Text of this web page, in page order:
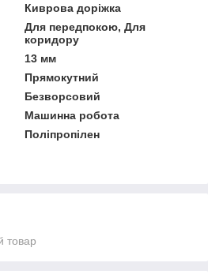
Киврова доріжка
Для передпокою, Для
коридору
13 мм
Прямокутний
Безворсовий
Машинна робота
Поліпропілен
товар